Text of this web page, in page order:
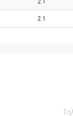
2.1
2.1